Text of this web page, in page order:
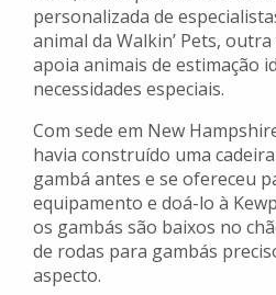
personalizada de
animal da Walkin’ Pets,
apoia animais de estimação
necessidades especiais.
Com sede em New
havia construído uma
gambá antes e se ofereceu
equipamento e doá-lo à
os gambás são baixos no
de rodas para gambás
aspecto.